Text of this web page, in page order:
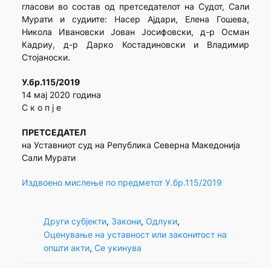
гласови во состав од претседателот на Судот, Сали
Мурати и судиите: Насер Ајдари, Елена Гошева,
Никола Ивановски Јован Јосифовски, д-р Осман
Кадриу, д-р Дарко Костадиновски и Владимир
Стојаноски.
У.бр.115/2019
14 мај 2020 година
С к о п ј е
ПРЕТСЕДАТЕЛ
на Уставниот суд на Република Северна Македонија
Сали Мурати
Издвоено мислење по предметот У.бр.115/2019
Други субјекти, Закони, Одлуки
Оценување на уставност или законитост на
општи акти, Се укинува